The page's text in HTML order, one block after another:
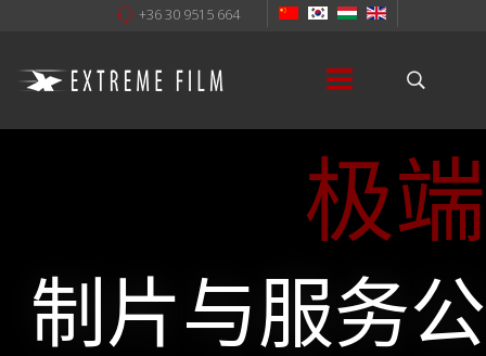
+36 30 9515 664
极端
制片与服务公